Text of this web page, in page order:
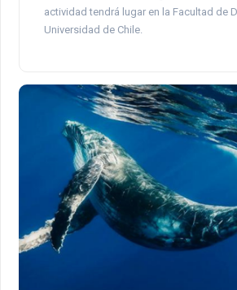
actividad tendrá lugar en la Facultad de
Universidad de Chile.